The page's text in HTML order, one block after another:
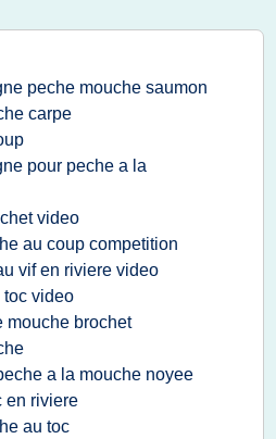
peche mouche saumon
carpe
pour peche a la
video
au coup competition
vif en riviere video
toc video
mouche brochet
a la mouche noyee
en riviere
au toc